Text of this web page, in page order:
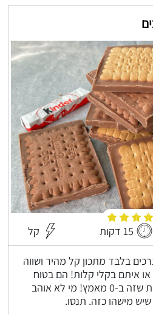
15 דקות קל
קינדר ביתי 2 מצרכים בלבד מתכון קל מהיר ושווה
או איתם בקלי קלות! הם בטוח
יאהבו ויתענגו על זה ובאמת שזה ב-0 מאמץ! מי לא אוהב
מישהו כזה. תנסו.